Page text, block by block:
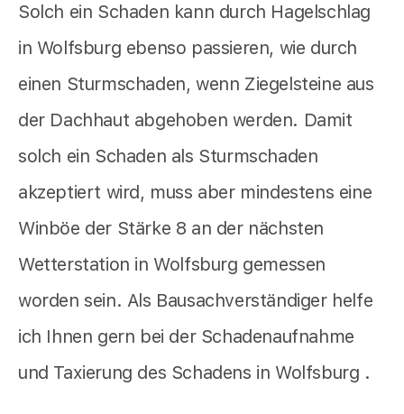
Solch ein Schaden kann durch Hagelschlag
in Wolfsburg ebenso passieren, wie durch
einen Sturmschaden, wenn Ziegelsteine aus
der Dachhaut abgehoben werden. Damit
solch ein Schaden als Sturmschaden
akzeptiert wird, muss aber mindestens eine
Winböe der Stärke 8 an der nächsten
Wetterstation in Wolfsburg gemessen
worden sein. Als Bausachverständiger helfe
ich Ihnen gern bei der Schadenaufnahme
und Taxierung des Schadens in Wolfsburg .